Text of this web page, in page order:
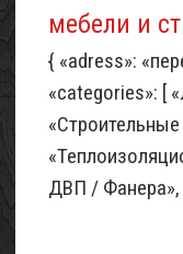
мебели и
{ «adress»:
«categories»:
ДВП / Фанера»,